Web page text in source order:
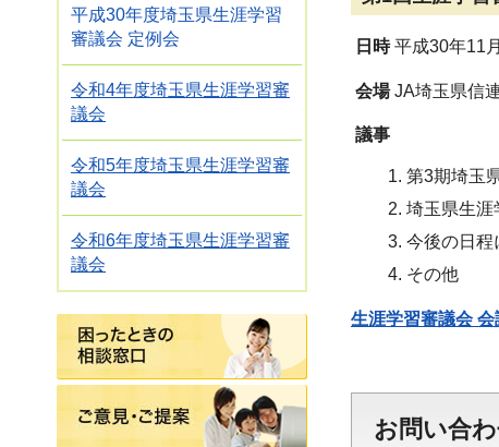
平成30年度埼玉県生涯学習
審議会 定例会
令和4年度埼玉県生涯学習審
議会
令和5年度埼玉県生涯学習審
議会
令和6年度埼玉県生涯学習審
議会
困ったときの相談窓口
日時平成30年11
会場JA埼玉県信
議事
第3期埼玉
埼玉県生涯
今後の日程
その他
生涯学習審議会 会
お問い合